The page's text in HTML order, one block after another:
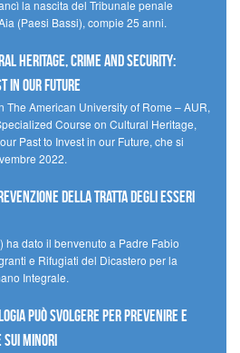
la nascita del Tribunale penale
(Paesi Bassi), compie 25 anni.
Heritage, Crime and Security:
in our Future
The American University of Rome – AUR,
Course on Cultural Heritage,
Past to Invest in our Future, che si
2022.
della tratta degli esseri
ha dato il benvenuto a Padre Fabio
e Rifugiati del Dicastero per la
Integrale.
può svolgere per prevenire e
minori